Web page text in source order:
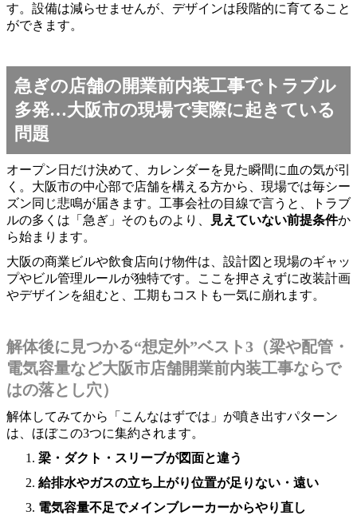
す。設備は減らせませんが、デザインは段階的に育てること
ができます。
急ぎの店舗の開業前内装工事でトラブル
多発…大阪市の現場で実際に起きている
問題
オープン日だけ決めて、カレンダーを見た瞬間に血の気が引
く。大阪市の中心部で店舗を構える方から、現場では毎シー
ズン同じ悲鳴が届きます。工事会社の目線で言うと、トラブ
ルの多くは「急ぎ」そのものより、
見えていない前提条件か
ら始まります。
大阪の商業ビルや飲食店向け物件は、設計図と現場のギャッ
プやビル管理ルールが独特です。ここを押さえずに改装計画
やデザインを組むと、工期もコストも一気に崩れます。
解体後に見つかる“想定外”ベスト3（梁や配管・
電気容量など大阪市店舗開業前内装工事ならで
はの落とし穴）
解体してみてから「こんなはずでは」が噴き出すパターン
は、ほぼこの3つに集約されます。
梁・ダクト・スリーブが図面と違う
給排水やガスの立ち上がり位置が足りない・遠い
電気容量不足でメインブレーカーからやり直し